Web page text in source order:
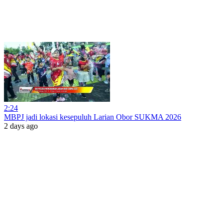
2:24
MBPJ jadi lokasi kesepuluh Larian Obor SUKMA 2026
2 days ago